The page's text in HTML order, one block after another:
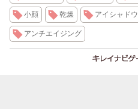
小顔 乾燥 アイシャドウ
アンチエイジング